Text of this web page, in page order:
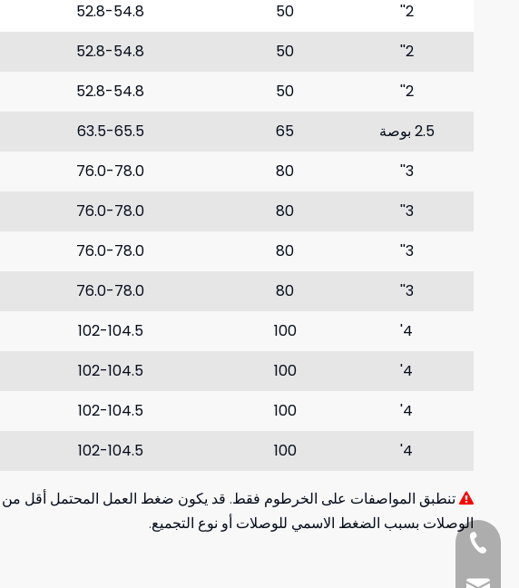
2''
50
52.8-54.8
2''
50
52.8-54.8
2''
50
52.8-54.8
2.5 بوصة
65
63.5-65.5
3''
80
76.0-78.0
3''
80
76.0-78.0
3''
80
76.0-78.0
3''
80
76.0-78.0
4'
100
102-104.5
4'
100
102-104.5
4'
100
102-104.5
4'
100
102-104.5
4'
100
102-104.5
5 بوصة
125
 تنطبق المواصفات على الخرطوم فقط. قد يكون ضغط العمل المحتمل أقل من
الوصلات بسبب الضغط الاسمي للوصلات أو نوع التجميع.
+8618857413937